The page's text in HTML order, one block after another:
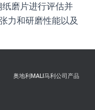
磨片进行评估并
力和研磨性能以及
奥地利MALI马利公司产品